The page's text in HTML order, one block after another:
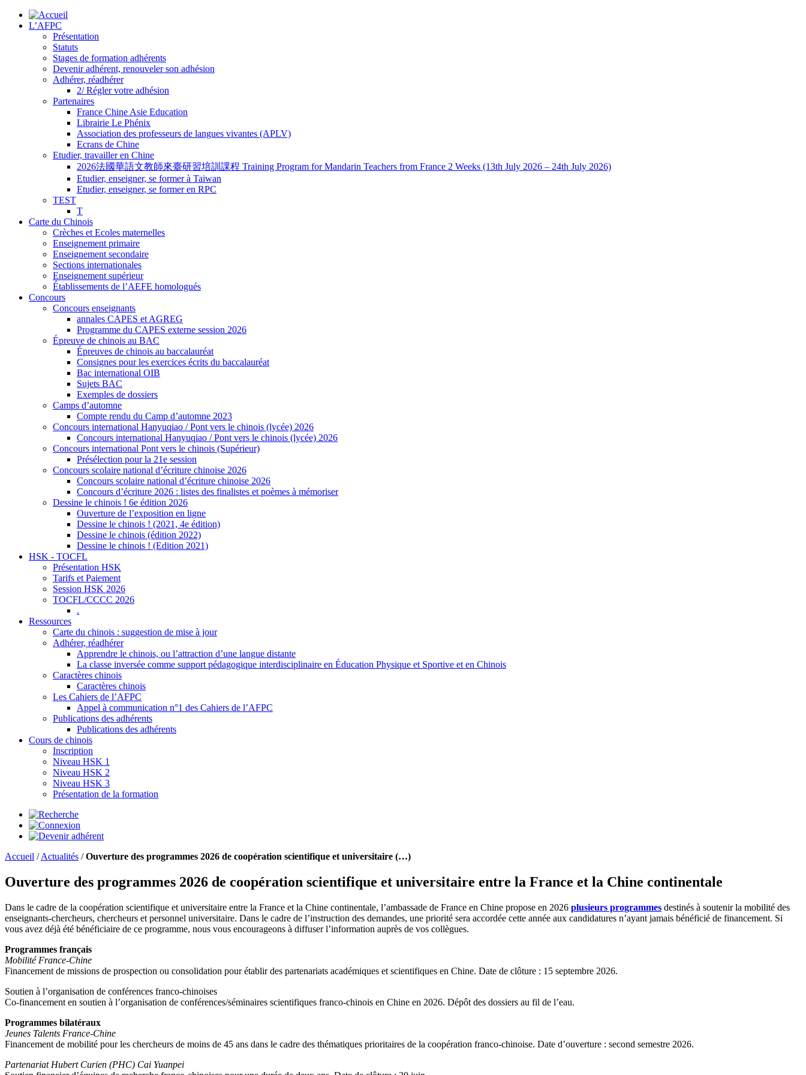
L’AFPC
Présentation
Statuts
Stages de formation adhérents
Devenir adhérent, renouveler son adhésion
Adhérer, réadhérer
2/ Régler votre adhésion
Partenaires
France Chine Asie Education
Librairie Le Phénix
Association des professeurs de langues vivantes (APLV)
Ecrans de Chine
Etudier, travailler en Chine
2026法國華語文教師來臺研習培訓課程 Training Program for Mandarin Teachers from France 2 Weeks (13th July 2026 – 24th July 2026)
Etudier, enseigner, se former à Taiwan
Etudier, enseigner, se former en RPC
TEST
T
Carte du Chinois
Crèches et Ecoles maternelles
Enseignement primaire
Enseignement secondaire
Sections internationales
Enseignement supérieur
Établissements de l’AEFE homologués
Concours
Concours enseignants
annales CAPES et AGREG
Programme du CAPES externe session 2026
Épreuve de chinois au BAC
Épreuves de chinois au baccalauréat
Consignes pour les exercices écrits du baccalauréat
Bac international OIB
Sujets BAC
Exemples de dossiers
Camps d’automne
Compte rendu du Camp d’automne 2023
Concours international Hanyuqiao / Pont vers le chinois (lycée) 2026
Concours international Hanyuqiao / Pont vers le chinois (lycée) 2026
Concours international Pont vers le chinois (Supérieur)
Présélection pour la 21e session
Concours scolaire national d’écriture chinoise 2026
Concours scolaire national d’écriture chinoise 2026
Concours d’écriture 2026 : listes des finalistes et poèmes à mémoriser
Dessine le chinois ! 6e édition 2026
Ouverture de l’exposition en ligne
Dessine le chinois ! (2021, 4e édition)
Dessine le chinois (édition 2022)
Dessine le chinois ! (Edition 2021)
HSK - TOCFL
Présentation HSK
Tarifs et Paiement
Session HSK 2026
TOCFL/CCCC 2026
.
Ressources
Carte du chinois : suggestion de mise à jour
Adhérer, réadhérer
Apprendre le chinois, ou l’attraction d’une langue distante
La classe inversée comme support pédagogique interdisciplinaire en Éducation Physique et Sportive et en Chinois
Caractères chinois
Caractères chinois
Les Cahiers de l’AFPC
Appel à communication n°1 des Cahiers de l’AFPC
Publications des adhérents
Publications des adhérents
Cours de chinois
Inscription
Niveau HSK 1
Niveau HSK 2
Niveau HSK 3
Présentation de la formation
Accueil /Actualités /Ouverture des programmes 2026 de coopération scientifique et universitaire (…)
Ouverture des programmes 2026 de coopération scientifique et universitaire entre la France et la Chine continentale
Dans le cadre de la coopération scientifique et universitaire entre la France et la Chine continentale, l’ambassade de France en Chine propose en 2026 plusieurs programmes destinés à soutenir la mobilité des
enseignants-chercheurs, chercheurs et personnel universitaire. Dans le cadre de l’instruction des demandes, une priorité sera accordée cette année aux candidatures n’ayant jamais bénéficié de financement. Si
vous avez déjà été bénéficiaire de ce programme, nous vous encourageons à diffuser l’information auprès de vos collègues.
Programmes français
Mobilité France-Chine
Financement de missions de prospection ou consolidation pour établir des partenariats académiques et scientifiques en Chine. Date de clôture : 15 septembre 2026.
Soutien à l’organisation de conférences franco-chinoises
Co-financement en soutien à l’organisation de conférences/séminaires scientifiques franco-chinois en Chine en 2026. Dépôt des dossiers au fil de l’eau.
Programmes bilatéraux
Jeunes Talents France-Chine
Financement de mobilité pour les chercheurs de moins de 45 ans dans le cadre des thématiques prioritaires de la coopération franco-chinoise. Date d’ouverture : second semestre 2026.
Partenariat Hubert Curien (PHC) Cai Yuanpei